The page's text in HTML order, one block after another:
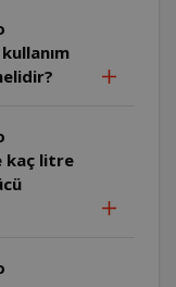
kaç litre